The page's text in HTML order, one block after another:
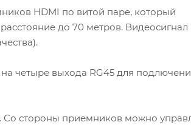
HDMI по витой паре, который
до 70 метров. Видеосигнал
четыре выхода RG45 для
стороны приемников можно